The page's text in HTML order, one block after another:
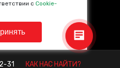
товары
Все права защищены.
31 КАК НАС НАЙТИ?
сCookie-